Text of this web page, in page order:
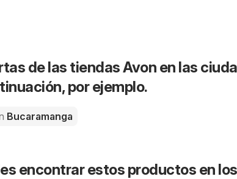
de las tiendas Avon en las
por ejemplo.
Bucaramanga
encontrar estos productos en los